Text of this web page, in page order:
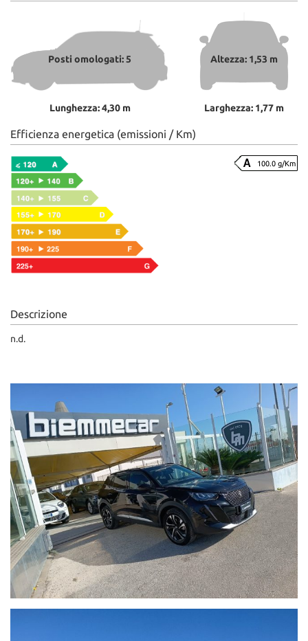
Posti omologati: 5
Lunghezza: 4,30 m
Altezza: 1,53 m
Larghezza: 1,77 m
Efficienza energetica (emissioni / Km)
100.0 g/Km
Descrizione
n.d.